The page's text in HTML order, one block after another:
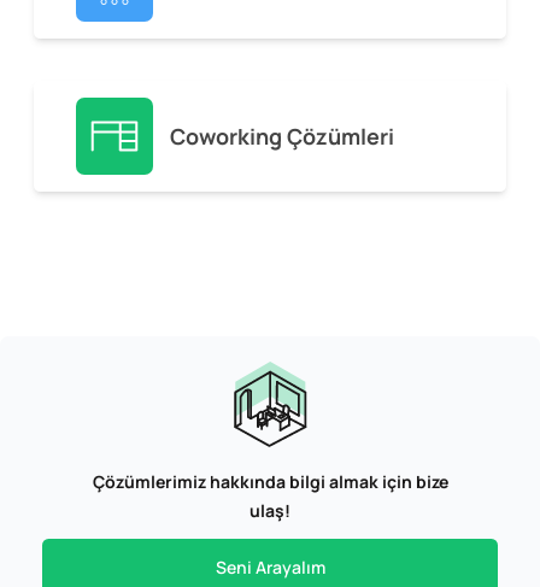
Coworking Çözümleri
Çözümlerimiz hakkında bilgi almak için bize
ulaş!
Seni Arayalım